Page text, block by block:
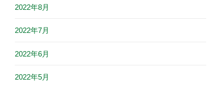
2022年8月
2022年7月
2022年6月
2022年5月